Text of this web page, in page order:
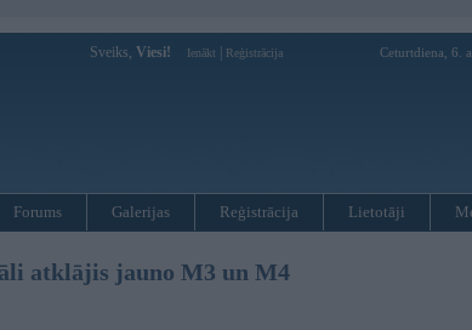
Sveiks, Viesi! Ienākt Reģistrācija Ceturtdiena, 6.
Forums Galerijas Reģistrācija Lietotāji
atklājis jauno M3 un M4